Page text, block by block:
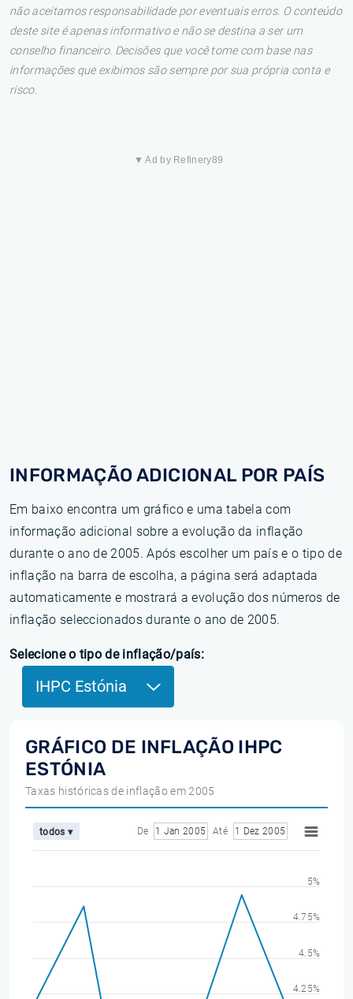
não aceitamos responsabilidade por eventuais erros. O conteúdo
deste site é apenas informativo e não se destina a ser um
conselho financeiro. Decisões que você tome com base nas
informações que exibimos são sempre por sua própria conta e
risco.
▼ Ad by Refinery89
INFORMAÇÃO ADICIONAL POR PAÍS
Em baixo encontra um gráfico e uma tabela com
informação adicional sobre a evolução da inflação
durante o ano de 2005. Após escolher um país e o tipo de
inflação na barra de escolha, a página será adaptada
automaticamente e mostrará a evolução dos números de
inflação seleccionados durante o ano de 2005.
Selecione o tipo de inflação/país:
IHPC Estónia
GRÁFICO DE INFLAÇÃO IHPC
ESTÓNIA
Taxas históricas de inflação em 2005
todos ▾ De 1 Jan 2005 Até 1 Dez 2005
4.25%
4.5%
4.75%
5%